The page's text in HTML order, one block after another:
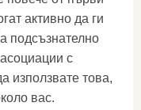
активно да ги
подсъзнателно
с
използвате това,
вас.